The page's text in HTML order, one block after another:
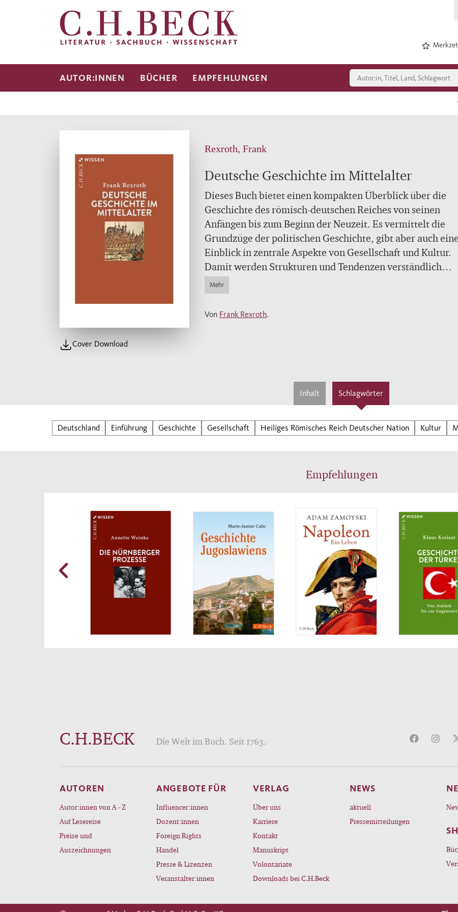
AUTOR:INNEN BÜCHER EMPFEHLUNGEN
Cover Download
Rexroth, Frank
Deutsche Geschichte im Mittelalter
Dieses Buch bietet einen kompakten Überblick über die
Geschichte des römisch-deutschen Reiches von seinen
Anfängen bis zum Beginn der Neuzeit. Es vermittelt die
Grundzüge der politischen Geschichte, gibt aber auch
Einblick in zentrale Aspekte von Gesellschaft und Kultur.
Damit werden Strukturen und Tendenzen verständlich
gemacht, die die deutsche Geschichte bis zum Beginn der
Moderne, ja teilweise bis in die jüngste Vergangenheit
geprägt haben.
Mehr
Von Frank Rexroth.
Inhalt Schlagwörter
Deutschland Einführung Geschichte Gesellschaft Heiliges Römisches Reich Deutscher Nation Kultur
Empfehlungen
C.H.BECK Die Welt im Buch. Seit 1763.
AUTOREN
Autor:innen von A - Z
Auf Lesereise
Preise und
Auszeichnungen
ANGEBOTE FÜR
Influencer:innen
Dozent:innen
Foreign Rights
Handel
Presse & Lizenzen
Veranstalter:innen
VERLAG
Über uns
Karriere
Kontakt
Manuskript
Volontariate
Downloads bei C.H.Beck
NEWS
aktuell
Pressemitteilungen